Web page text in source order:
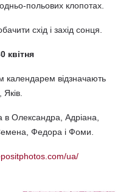
польових клопотах.
схід і захід сонця.
квітня
календарем відзначають
Олександра, Адріана,
Федора і Фоми.
ua/